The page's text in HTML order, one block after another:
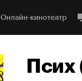
Онлайн-кинотеатр
Псих